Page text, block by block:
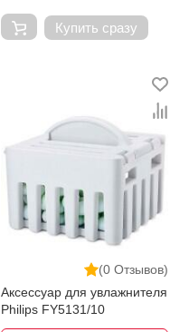
Купить сразу
(0 Отзывов)
Аксессуар для увлажнителя
Philips FY5131/10